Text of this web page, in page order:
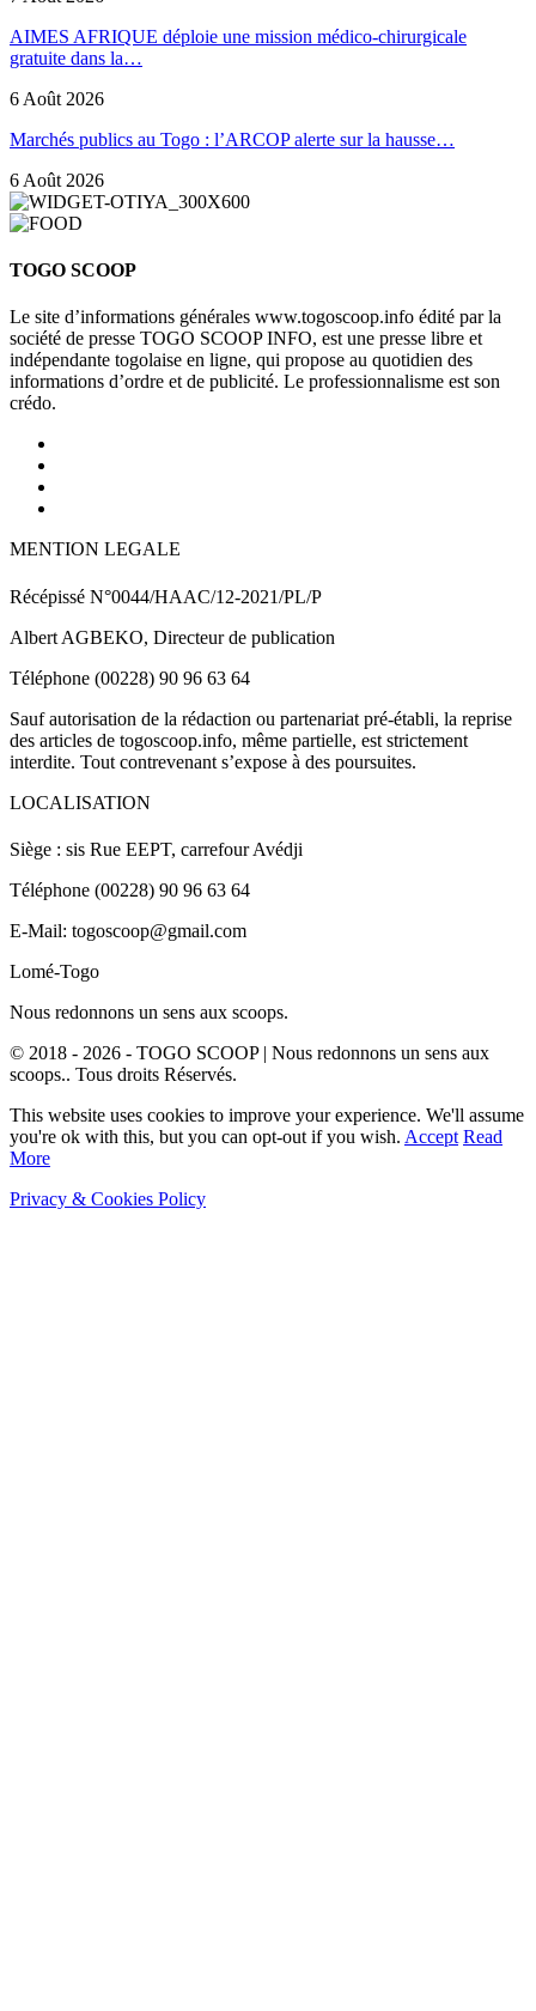
AIMES AFRIQUE déploie une mission médico-chirurgicale
gratuite dans la…
6 Août 2026
Marchés publics au Togo : l’ARCOP alerte sur la hausse…
6 Août 2026
TOGO SCOOP
Le site d’informations générales www.togoscoop.info édité par la
société de presse TOGO SCOOP INFO, est une presse libre et
indépendante togolaise en ligne, qui propose au quotidien des
informations d’ordre et de publicité. Le professionnalisme est son
crédo.
MENTION LEGALE
Récépissé N°0044/HAAC/12-2021/PL/P
Albert AGBEKO, Directeur de publication
Téléphone (00228) 90 96 63 64
Sauf autorisation de la rédaction ou partenariat pré-établi, la reprise
des articles de togoscoop.info, même partielle, est strictement
interdite. Tout contrevenant s’expose à des poursuites.
LOCALISATION
Siège : sis Rue EEPT, carrefour Avédji
Téléphone (00228) 90 96 63 64
E-Mail: togoscoop@gmail.com
Lomé-Togo
Nous redonnons un sens aux scoops.
© 2018 - 2026 - TOGO SCOOP | Nous redonnons un sens aux
scoops.. Tous droits Réservés.
This website uses cookies to improve your experience. We'll assume
you're ok with this, but you can opt-out if you wish. Accept Read
More
Privacy & Cookies Policy